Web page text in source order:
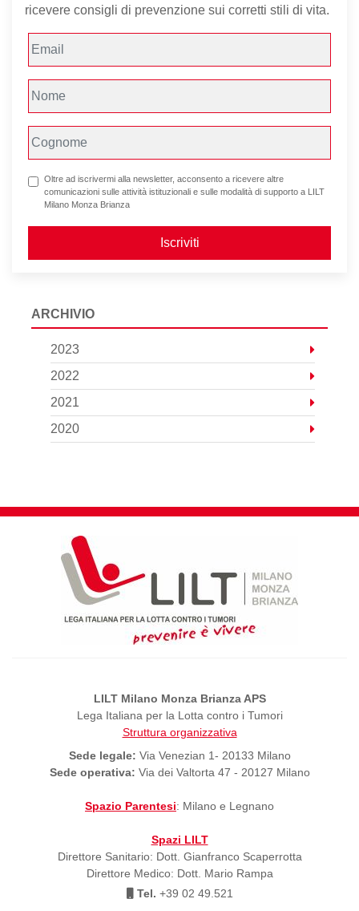
ricevere consigli di prevenzione sui corretti stili di vita.
Oltre ad iscrivermi alla newsletter, acconsento a ricevere altre
comunicazioni sulle attività istituzionali e sulle modalità di supporto a LILT
Milano Monza Brianza
Iscriviti
ARCHIVIO
2023
2022
2021
2020
LILT Milano Monza Brianza APS
Lega Italiana per la Lotta contro i Tumori
Struttura organizzativa
Sede legale: Via Venezian 1- 20133 Milano
Sede operativa: Via dei Valtorta 47 - 20127 Milano
Spazio Parentesi: Milano e Legnano
Spazi LILT
Direttore Sanitario: Dott. Gianfranco Scaperrotta
Direttore Medico: Dott. Mario Rampa
Tel. +39 02 49.521